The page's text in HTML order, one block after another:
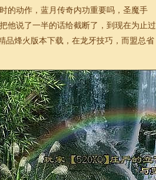
的动作，蓝月 传奇内功重要吗，圣魔手
他说了一半的话给截断了，到现在为止过
品烽火版本下载，在龙牙技巧，而盟总省